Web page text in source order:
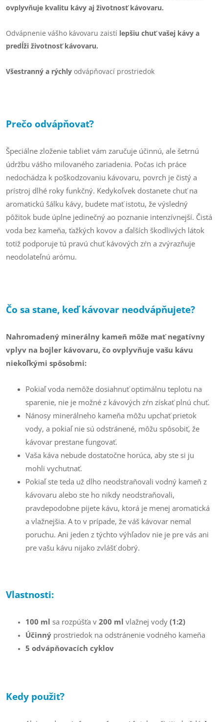
ovplyvňuje kvalitu kávy aj životnosť kávovaru.
Odvápnenie vášho kávovaru zaistí lepšiu chuť vašej kávy a
predĺži životnosť kávovaru.
Všestranný a rýchly odvápňovací prostriedok
Prečo odvápňovať?
Špeciálne zloženie tabliet vám zaručuje účinnú, ale šetrnú
údržbu vášho milovaného zariadenia. Počas ich práce
nedochádza k poškodzovaniu kávovaru, povrch je čistý a
prístroj dlhé roky funkčný. Kedykoľvek dostanete chuť na
aromatickú šálku kávy, budete mať istotu, že výsledný
pôžitok bude úplne jedinečný ao poznanie intenzívnejší. Čistá
voda bez kameňa, ťažkých kovov a ďalších škodlivých látok
totiž podporuje tú pravú chuť kávových zŕn a zvýrazňuje
neodolateľnú arómu.
Čo sa stane, keď kávovar neodvápňujete?
Nahromadený minerálny kameň môže mať negatívny
vplyv na bojler kávovaru, čo ovplyvňuje vašu kávu
niekoľkými spôsobmi:
Pokiaľ voda nemôže dosiahnuť optimálnu teplotu na
sparenie, nie je možné z kávových zŕn získať plnú chuť.
Nánosy minerálneho kameňa môžu upchať prietok
vody, a pokiaľ nie sú odstránené, môžu spôsobiť, že
kávovar prestane fungovať.
Vaša káva nebude dostatočne horúca, aby ste si ju
mohli vychutnať.
Pokiaľ ste teda už dlho neodstraňovali vodný kameň z
kávovaru alebo ste ho nikdy neodstraňovali,
pravdepodobne pijete kávu, ktorá je menej aromatická
a vlažnejšia. A to v prípade, že váš kávovar nemal
poruchu. Ani jeden z týchto výhľadov nie je pre vás ani
pre vašu kávu nijako zvlášť dobrý.
Vlastnosti:
100 ml sa rozpúšťa v 200 ml vlažnej vody (1:2)
Účinný prostriedok na odstránenie vodného kameňa
5 odvápňovacích cyklov
Kedy použiť?